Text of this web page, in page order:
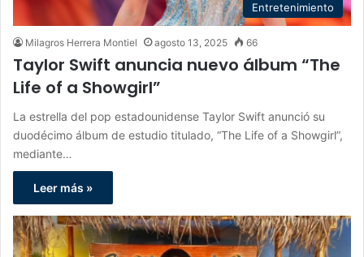
Entretenimiento
Milagros Herrera Montiel agosto 13, 2025 66
Taylor Swift anuncia nuevo álbum “The
Life of a Showgirl”
La estrella del pop estadounidense Taylor Swift anunció su
duodécimo álbum de estudio titulado, “The Life of a Showgirl”,
mediante…
Leer más »